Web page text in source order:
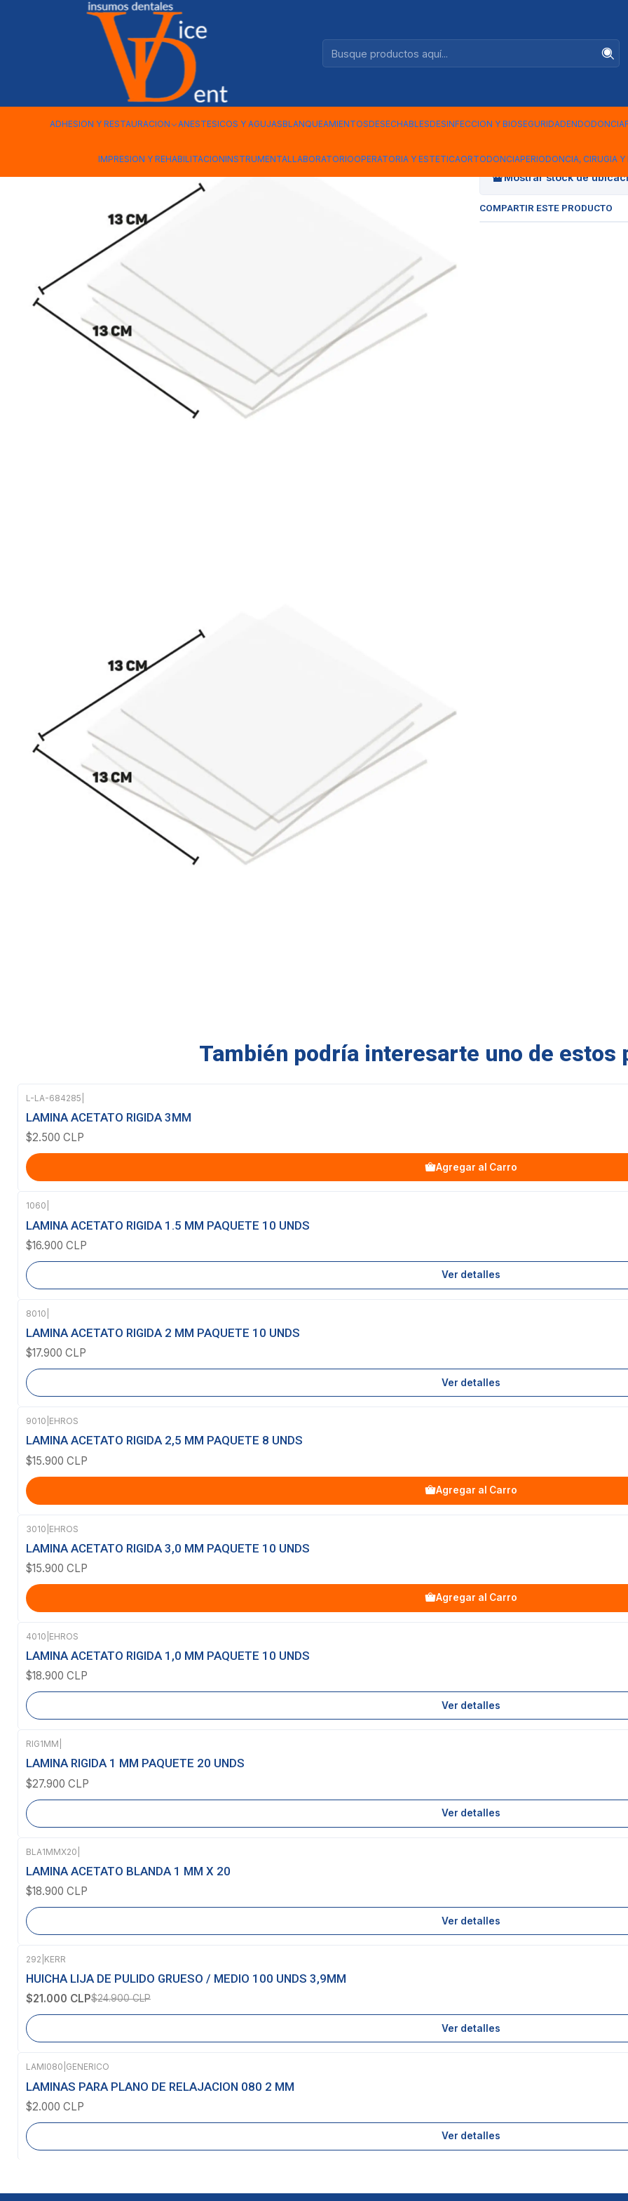
ADHESION Y RESTAURACION ANESTESICOS Y AGUJASBLANQUEAMIENTOSDESECHABLESDESINFECCION Y BIOSEGURIDADENDODONCIA
IMPRESION Y REHABILITACIONINSTRUMENTALLABORATORIOOPERATORIA Y ESTETICAORTODONCIAPERIODONCIA, CIRUGIA Y
LABORATORIO LAMINA ACETATO RIGIDA 2.5 MM
Mostrar stock de
COMPARTIR ESTE PRODUCTO
También podría interesarte uno de estos
L-LA-684285
LAMINA ACETATO RIGIDA 3MM
$2.500 CLP
Agregar al Carro
Agotado
1060
LAMINA ACETATO RIGIDA 1.5 MM PAQUETE 10 UNDS
$16.900 CLP
Ver detalles
Agotado
8010
LAMINA ACETATO RIGIDA 2 MM PAQUETE 10 UNDS
$17.900 CLP
Ver detalles
9010 EHROS
LAMINA ACETATO RIGIDA 2,5 MM PAQUETE 8 UNDS
$15.900 CLP
Agregar al Carro
3010 EHROS
LAMINA ACETATO RIGIDA 3,0 MM PAQUETE 10 UNDS
$15.900 CLP
Agregar al Carro
Agotado
4010 EHROS
LAMINA ACETATO RIGIDA 1,0 MM PAQUETE 10 UNDS
$18.900 CLP
Ver detalles
Agotado
RIG1MM
LAMINA RIGIDA 1 MM PAQUETE 20 UNDS
$27.900 CLP
Ver detalles
Agotado
BLA1MMX20
LAMINA ACETATO BLANDA 1 MM X 20
$18.900 CLP
Ver detalles
-16% OFF
Agotado
292 KERR
HUICHA LIJA DE PULIDO GRUESO / MEDIO 100 UNDS 3,9MM
$21.000 CLP$24.900 CLP
Ver detalles
Agotado
LAMI080 GENERICO
LAMINAS PARA PLANO DE RELAJACION 080 2 MM
$2.000 CLP
Ver detalles